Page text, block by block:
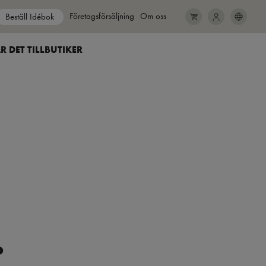
Beställ Idébok Show submenu for
Företagsförsäljning Show submenu for
Om oss
DET TILLBUTIKER